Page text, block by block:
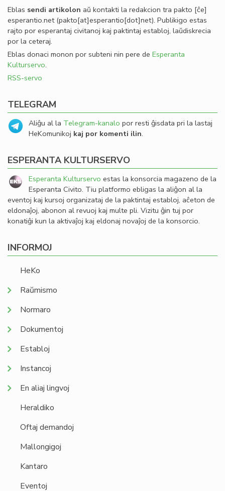
Eblas sendi artikolon aŭ kontakti la redakcion tra pakto [ĉe]
esperantio.net(pakto[at]esperantio[dot]net). Publikigo estas
rajto por esperantaj civitanoj kaj paktintaj establoj, laŭdiskrecia
por la ceteraj.
Eblas donaci monon por subteni nin pere de Esperanta
Kulturservo.
RSS-servo
TELEGRAM
Aliĝu al la Telegram-kanalo por resti ĝisdata pri la lastaj
HeKomunikoj kaj por komenti ilin.
ESPERANTA KULTURSERVO
Esperanta Kulturservo estas la konsorcia magazeno de la
Esperanta Civito. Tiu platformo ebligas la aliĝon al la
eventoj kaj kursoj organizataj de la paktintaj establoj, aĉeton de
eldonaĵoj, abonon al revuoj kaj multe pli. Vizitu ĝin tuj por
konatiĝi kun la aktivaĵoj kaj eldonaj novaĵoj de la konsorcio.
INFORMOJ
HeKo
Raŭmismo
Normaro
Dokumentoj
Establoj
Instancoj
En aliaj lingvoj
Heraldiko
Oftaj demandoj
Mallongigoj
Kantaro
Eventoj